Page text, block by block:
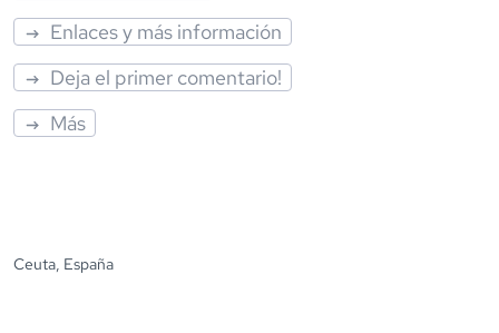
Enlaces y más información
Deja el primer comentario!
Más
Ceuta, España